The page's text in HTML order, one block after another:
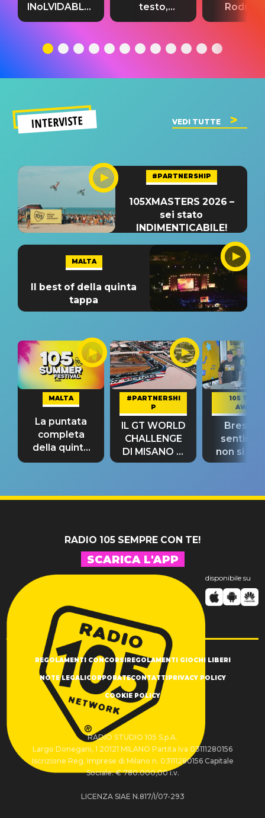
INoLVIDABLE”:
testo,
significato
testo,
traduzione e
del singolo
testo,
INTERVISTE VEDI TUTTE
#PARTNERSHIP
105XMASTERS 2026 –
sei stato
INDIMENTICABILE!
MALTA
Il best of della quinta
tappa
MALTA
La puntata
completa
della quinta
tappa
#PARTNERSHI
P
IL GT WORLD
CHALLENGE
DI MISANO si
riconferma
105 TAKE
AWAY
Bresh:
non si
fino alla
RADIO 105 SEMPRE CON TE!
SCARICA L'APP
disponibile su
REGOLAMENTI CONCORSIREGOLAMENTI GIOCHI LIBERI
NOTE LEGALICORPORATECONTATTIPRIVACY POLICY
COOKIE POLICY
RADIO STUDIO 105 S.p.A.
Largo Donegani, 1 20121 MILANO Partita Iva 03111280156
Iscrizione Reg. Imprese di Milano n. 03111280156 Capitale
Sociale: € 780.000,00 i.v.
LICENZA SIAE N.817/I/07-293